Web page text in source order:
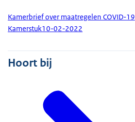
Kamerbrief over maatregelen COVID-19
Kamerstuk10-02-2022
Hoort bij